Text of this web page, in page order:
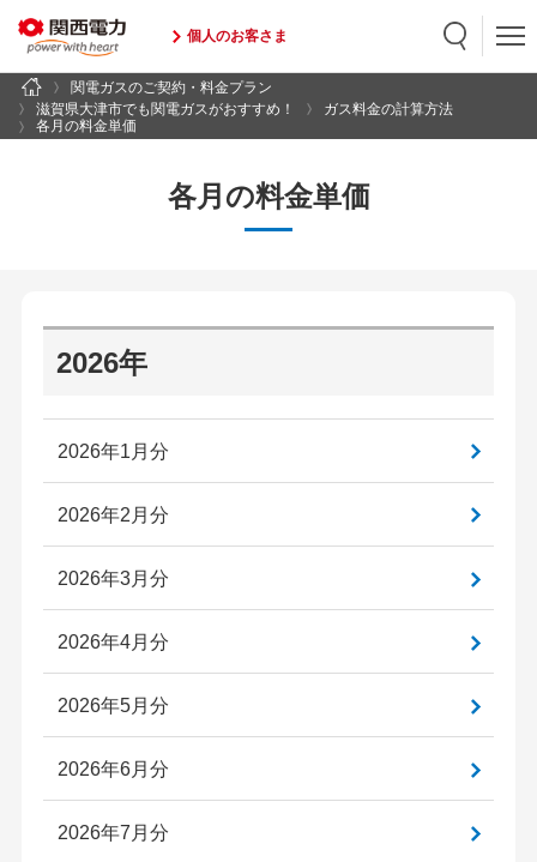
個人のお客さま
検索キーワード入力
関電ガスのご契約・料金プラン
滋賀県大津市でも関電ガスがおすすめ！
ガス料金の計算方法
各月の料金単価
各月の料金単価
2026年
2026年1月分
2026年2月分
2026年3月分
2026年4月分
2026年5月分
2026年6月分
2026年7月分